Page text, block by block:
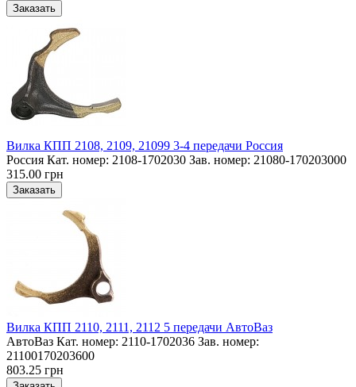
Вилка КПП 2108, 2109, 21099 3-4 передачи Россия
Россия Кат. номер: 2108-1702030 Зав. номер: 21080-170203000
315.00 грн
Вилка КПП 2110, 2111, 2112 5 передачи АвтоВаз
АвтоВаз Кат. номер: 2110-1702036 Зав. номер:
21100170203600
803.25 грн